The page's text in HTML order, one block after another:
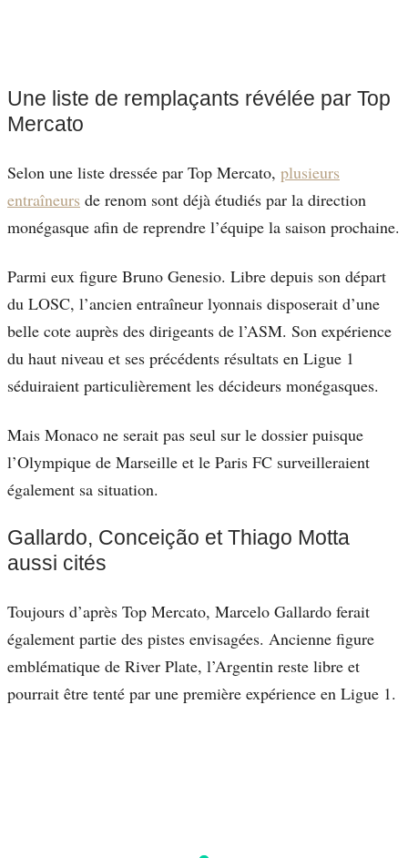
Une liste de remplaçants révélée par Top
Mercato
Selon une liste dressée par Top Mercato, plusieurs
entraîneurs de renom sont déjà étudiés par la direction
monégasque afin de reprendre l’équipe la saison prochaine.
Parmi eux figure Bruno Genesio. Libre depuis son départ
du LOSC, l’ancien entraîneur lyonnais disposerait d’une
belle cote auprès des dirigeants de l’ASM. Son expérience
du haut niveau et ses précédents résultats en Ligue 1
séduiraient particulièrement les décideurs monégasques.
Mais Monaco ne serait pas seul sur le dossier puisque
l’Olympique de Marseille et le Paris FC surveilleraient
également sa situation.
Gallardo, Conceição et Thiago Motta
aussi cités
Toujours d’après Top Mercato, Marcelo Gallardo ferait
également partie des pistes envisagées. Ancienne figure
emblématique de River Plate, l’Argentin reste libre et
pourrait être tenté par une première expérience en Ligue 1.